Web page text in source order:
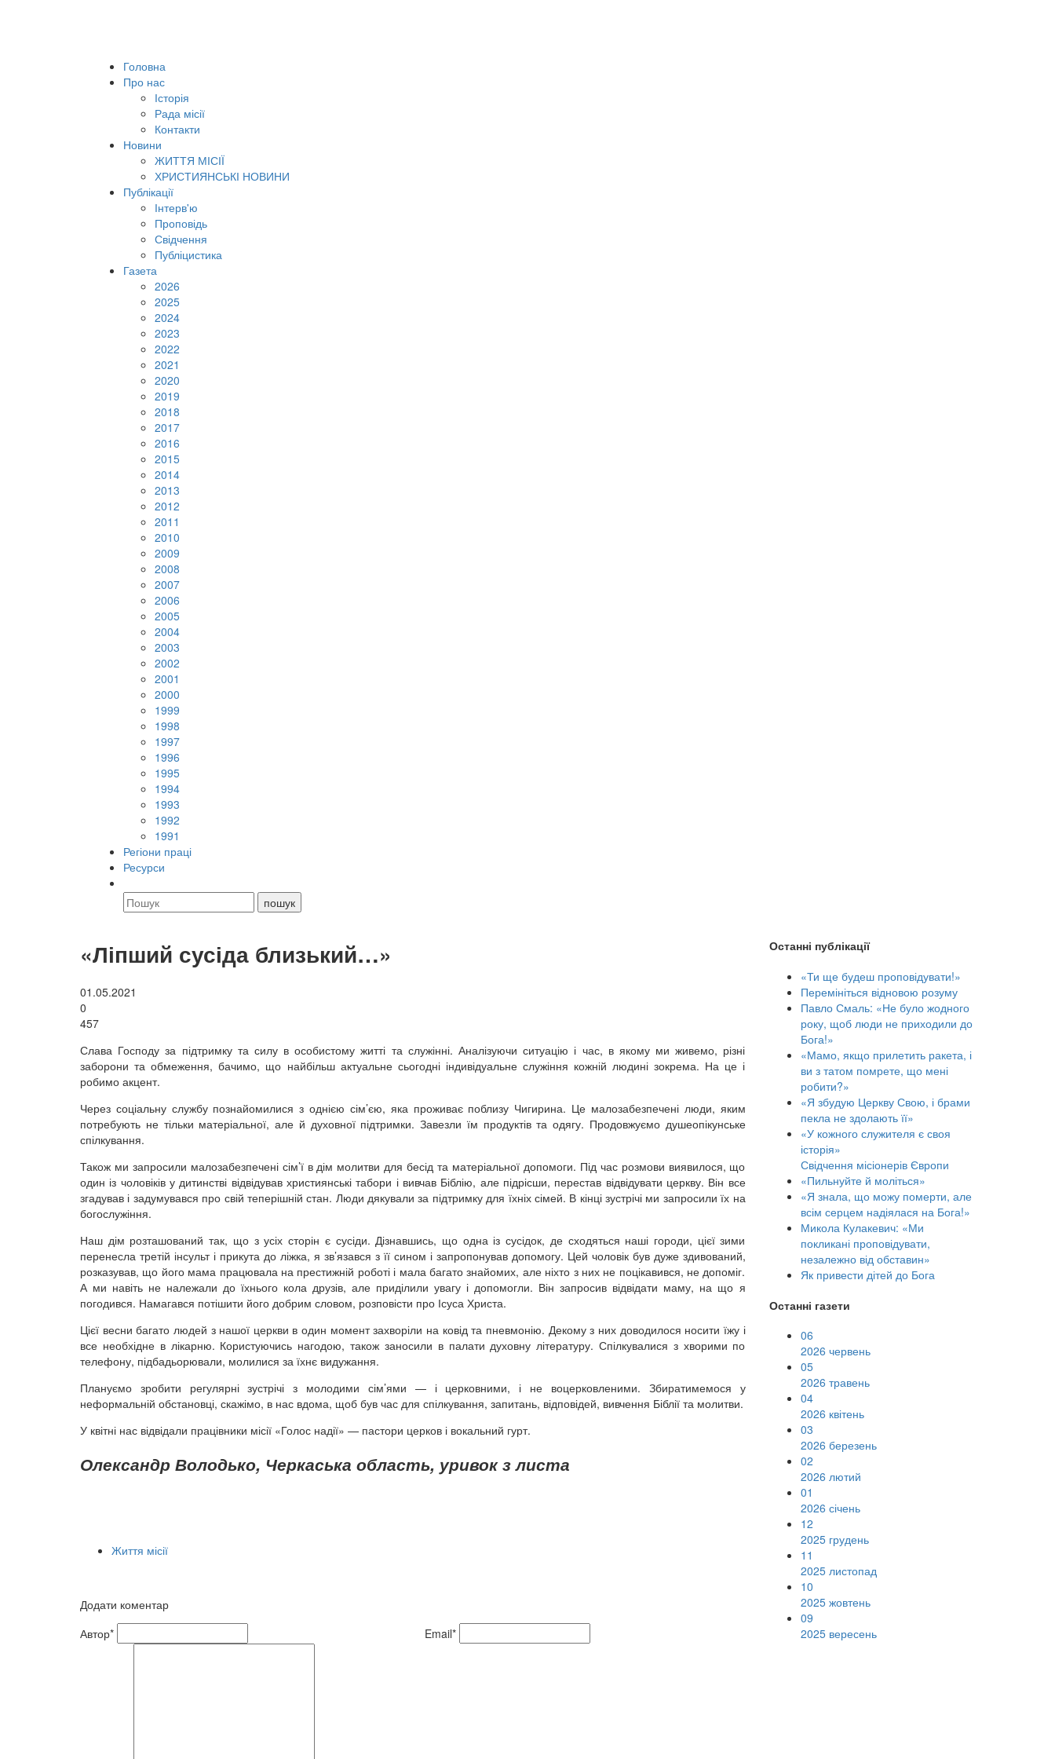
Головна
Про нас
Історія
Рада місії
Контакти
Новини
ЖИТТЯ МІСІЇ
ХРИСТИЯНСЬКІ НОВИНИ
Публікації
Інтерв'ю
Проповідь
Свідчення
Публіцистика
Газета
2026
2025
2024
2023
2022
2021
2020
2019
2018
2017
2016
2015
2014
2013
2012
2011
2010
2009
2008
2007
2006
2005
2004
2003
2002
2001
2000
1999
1998
1997
1996
1995
1994
1993
1992
1991
Регіони праці
Ресурси
«Ліпший сусіда близький…»
01.05.2021
0
457
Слава Господу за підтримку та силу в особистому житті та служінні. Аналізуючи ситуацію і час, в якому ми живемо, різні
заборони та обмеження, бачимо, що найбільш актуальне сьогодні індивідуальне служіння кожній людині зокрема. На це і
робимо акцент.
Через соціальну службу познайомилися з однією сім’єю, яка проживає поблизу Чигирина. Це малозабезпечені люди, яким
потребують не тільки матеріальної, але й духовної підтримки. Завезли їм продуктів та одягу. Продовжуємо душеопікунське
спілкування.
Також ми запросили малозабезпечені сім’ї в дім молитви для бесід та матеріальної допомоги. Під час розмови виявилося, що
один із чоловіків у дитинстві відвідував християнські табори і вивчав Біблію, але підрісши, перестав відвідувати церкву. Він все
згадував і задумувався про свій теперішній стан. Люди дякували за підтримку для їхніх сімей. В кінці зустрічі ми запросили їх на
богослужіння.
Наш дім розташований так, що з усіх сторін є сусіди. Дізнавшись, що одна із сусідок, де сходяться наші городи, цієї зими
перенесла третій інсульт і прикута до ліжка, я зв’язався з її сином і запропонував допомогу. Цей чоловік був дуже здивований,
розказував, що його мама працювала на престижній роботі і мала багато знайомих, але ніхто з них не поцікавився, не допоміг.
А ми навіть не належали до їхнього кола друзів, але приділили увагу і допомогли. Він запросив відвідати маму, на що я
погодився. Намагався потішити його добрим словом, розповісти про Ісуса Христа.
Цієї весни багато людей з нашої церкви в один момент захворіли на ковід та пневмонію. Декому з них доводилося носити їжу і
все необхідне в лікарню. Користуючись нагодою, також заносили в палати духовну літературу. Спілкувалися з хворими по
телефону, підбадьорювали, молилися за їхнє видужання.
Плануємо зробити регулярні зустрічі з молодими сім’ями — і церковними, і не воцерковленими. Збиратимемося у
неформальній обстановці, скажімо, в нас вдома, щоб був час для спілкування, запитань, відповідей, вивчення Біблії та молитви.
У квітні нас відвідали працівники місії «Голос надії» — пастори церков і вокальний гурт.
Олександр Володько, Черкаська область, уривок з листа
Життя місії
Додати коментар
Автор*
Email*
Останні публікації
«Ти ще будеш проповідувати!»
Перемініться відновою розуму
Павло Смаль: «Не було жодного
року, щоб люди не приходили до
Бога!»
«Мамо, якщо прилетить ракета, і
ви з татом помрете, що мені
робити?»
«Я збудую Церкву Свою, і брами
пекла не здолають її»
«У кожного служителя є своя
історія»
Свідчення місіонерів Європи
«Пильнуйте й моліться»
«Я знала, що можу померти, але
всім серцем надіялася на Бога!»
Микола Кулакевич: «Ми
покликані проповідувати,
незалежно від обставин»
Як привести дітей до Бога
Останні газети
06
2026 червень
05
2026 травень
04
2026 квітень
03
2026 березень
02
2026 лютий
01
2026 січень
12
2025 грудень
11
2025 листопад
10
2025 жовтень
09
2025 вересень